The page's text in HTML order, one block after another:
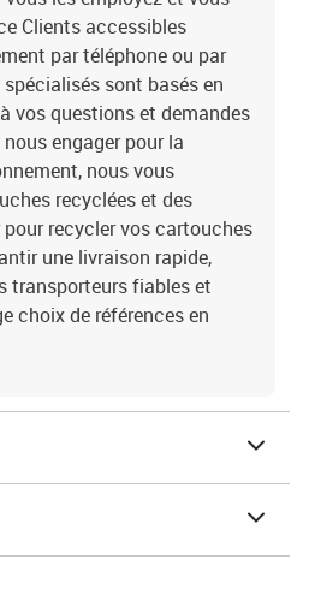
Clients accessibles
par téléphone ou par
sont basés en
vos questions et demandes
engager pour la
nous vous
recyclées et des
recycler vos cartouches
une livraison rapide,
transporteurs fiables et
choix de références en